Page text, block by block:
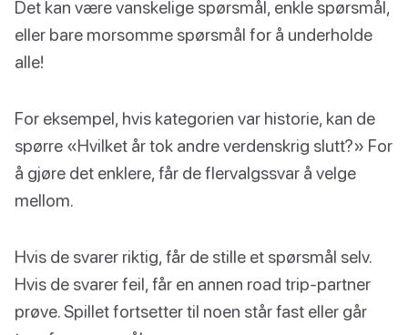
Det kan være vanskelige spørsmål, enkle spørsmål,
eller bare morsomme spørsmål for å underholde
alle!
For eksempel, hvis kategorien var historie, kan de
spørre «Hvilket år tok andre verdenskrig slutt?» For
å gjøre det enklere, får de flervalgssvar å velge
mellom.
Hvis de svarer riktig, får de stille et spørsmål selv.
Hvis de svarer feil, får en annen road trip-partner
prøve. Spillet fortsetter til noen står fast eller går